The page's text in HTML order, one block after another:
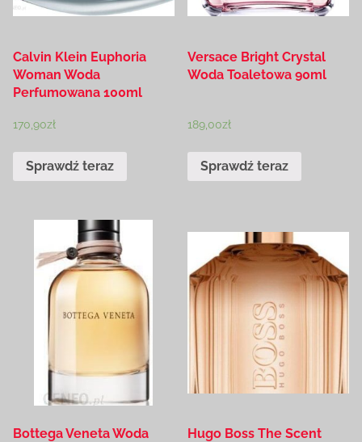
Calvin Klein Euphoria
Woman Woda
Perfumowana 100ml
170,90zł
Sprawdź teraz
Versace Bright Crystal
Woda Toaletowa 90ml
189,00zł
Sprawdź teraz
Bottega Veneta Woda
Hugo Boss The Scent